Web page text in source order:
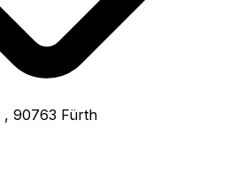
, 90763 Fürth